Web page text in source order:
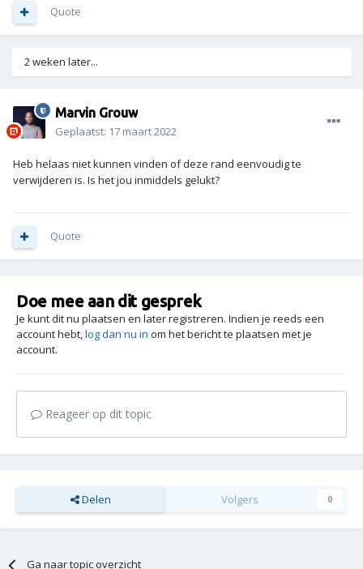
Quote
2 weken later...
Marvin Grouw
Geplaatst: 17 maart 2022
Heb helaas niet kunnen vinden of deze rand eenvoudig te
verwijderen is. Is het jou inmiddels gelukt?
Quote
Doe mee aan dit gesprek
Je kunt dit nu plaatsen en later registreren. Indien je reeds een
account hebt,log dan nu in om het bericht te plaatsen met je
account.
Reageer op dit topic
Delen Volgers 0
Ga naar topic overzicht